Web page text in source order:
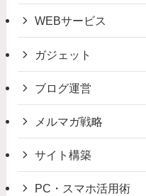
WEBサービス
ガジェット
ブログ運営
メルマガ戦略
サイト構築
PC・スマホ活用術